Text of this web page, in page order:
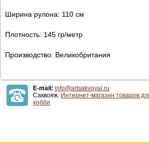
Ширина рулона: 110 см
Плотность: 145 гр/метр
Производство: Великобритания
E-mail: info@artsakvoyaj.ru
Саквояж. Интернет-магазин товаров
хобби